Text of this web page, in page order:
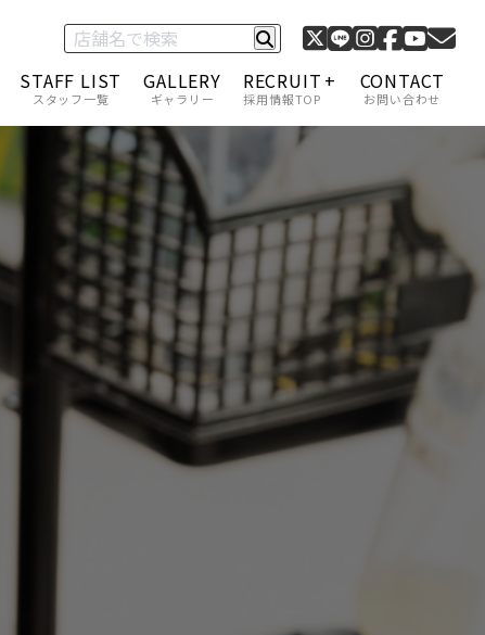
STAFF LIST
スタッフ一覧
GALLERY
ギャラリー
C-1 グランプリ
RECRUIT
採用情報TOP
採用情報一覧
スタッフインタビュー
アカデミー制度
サロンモデル募集
CONTACT
お問い合わせ